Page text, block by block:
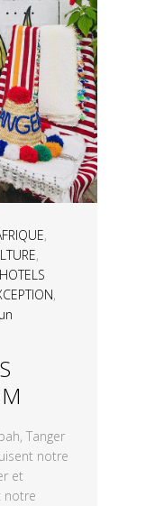
,
,
HOTELS
,
Tanger
notre
et
notre